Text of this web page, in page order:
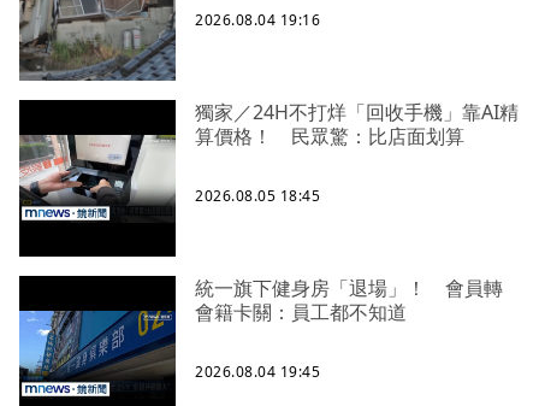
2026.08.04 19:16
獨家／24H不打烊「回收手機」靠AI精
算價格！ 民眾驚：比店面划算
2026.08.05 18:45
統一旗下健身房「退場」！ 會員轉
會籍卡關：員工都不知道
2026.08.04 19:45